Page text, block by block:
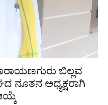
ಬಿಲ್ಲವ
ನೂತನ ಅಧ್ಯಕ್ಷರಾಗಿ